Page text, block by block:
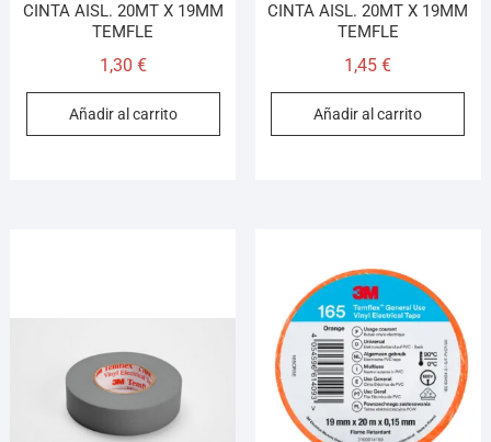
CINTA AISL. 20MT X 19MM
TEMFLE
1,30 €
Añadir al carrito
CINTA AISL. 20MT X 19MM
TEMFLE
1,45€
Añadir al carrito